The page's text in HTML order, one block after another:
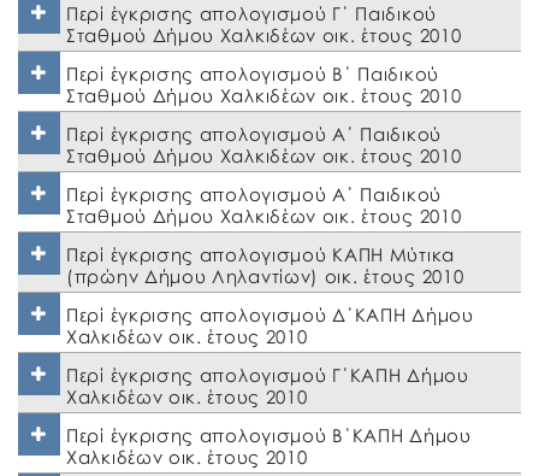
Περί έγκρισης απολογισμού Γ΄ Παιδικού
Σταθμού Δήμου Χαλκιδέων οικ. έτους 2010
Περί έγκρισης απολογισμού Β΄ Παιδικού
Σταθμού Δήμου Χαλκιδέων οικ. έτους 2010
Περί έγκρισης απολογισμού Α΄ Παιδικού
Σταθμού Δήμου Χαλκιδέων οικ. έτους 2010
Περί έγκρισης απολογισμού Α΄ Παιδικού
Σταθμού Δήμου Χαλκιδέων οικ. έτους 2010
Περί έγκρισης απολογισμού ΚΑΠΗ Μύτικα
(πρώην Δήμου Ληλαντίων) οικ. έτους 2010
Περί έγκρισης απολογισμού Δ΄ΚΑΠΗ Δήμου
Χαλκιδέων οικ. έτους 2010
Περί έγκρισης απολογισμού Γ΄ΚΑΠΗ Δήμου
Χαλκιδέων οικ. έτους 2010
Περί έγκρισης απολογισμού Β΄ΚΑΠΗ Δήμου
Χαλκιδέων οικ. έτους 2010